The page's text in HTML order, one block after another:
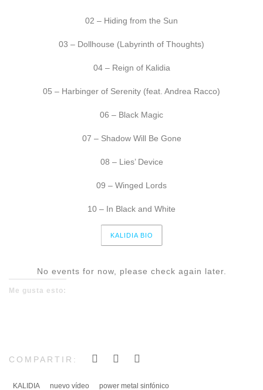
02 – Hiding from the Sun
03 – Dollhouse (Labyrinth of Thoughts)
04 – Reign of Kalidia
05 – Harbinger of Serenity (feat. Andrea Racco)
06 – Black Magic
07 – Shadow Will Be Gone
08 – Lies’ Device
09 – Winged Lords
10 – In Black and White
KALIDIA BIO
No events for now, please check again later.
Me gusta esto:
COMPARTIR:
KALIDIA nuevo vídeo power metal sinfónico